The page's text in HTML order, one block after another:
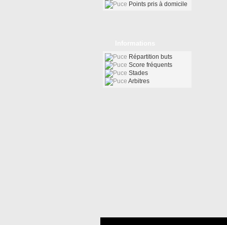
Points pris à domicile
Répartition buts
Score fréquents
Stades
Arbitres